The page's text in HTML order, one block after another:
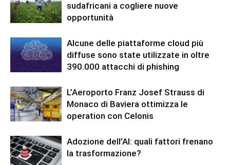
sudafricani a cogliere nuove
opportunità
Alcune delle piattaforme cloud più
diffuse sono state utilizzate in oltre
390.000 attacchi di phishing
L’Aeroporto Franz Josef Strauss di
Monaco di Baviera ottimizza le
operation con Celonis
Adozione dell’AI: quali fattori frenano
la trasformazione?